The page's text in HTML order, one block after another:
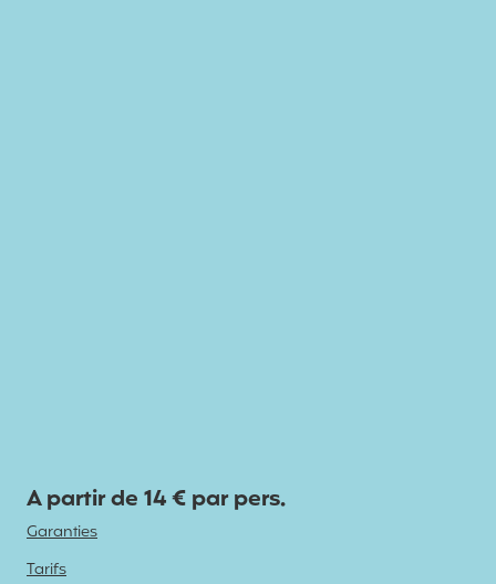
A partir de 14 € par pers.
Garanties
Tarifs